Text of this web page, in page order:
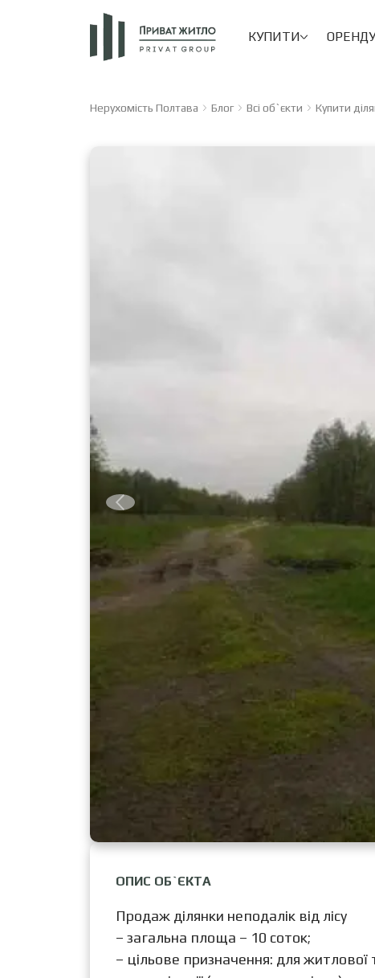
КУПИТИ
Нерухомість Полтава Блог Всі об`єкти Купити
ОПИС ОБ`ЄКТА
Продаж ділянки неподалік від лісу
– загальна площа – 10 соток;
– цільове призначення: для житлової